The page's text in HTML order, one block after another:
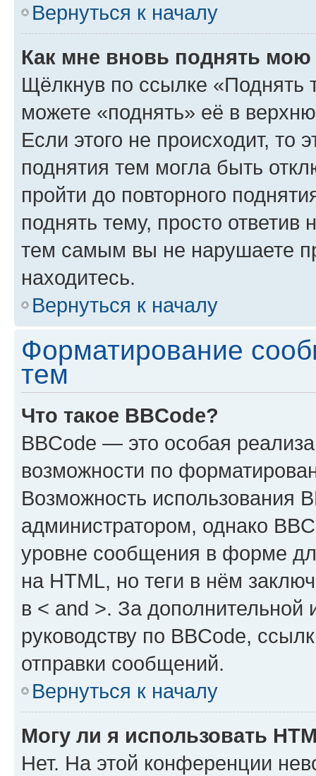
Вернуться к началу
Как мне вновь поднять мою
Щёлкнув по ссылке «Поднять
можете «поднять» её в
Если этого не происходит, то
поднятия тем могла быть
пройти до повторного
поднять тему, просто ответив
тем самым вы не нарушаете
находитесь.
Вернуться к началу
Форматирование
тем
Что такое BBCode?
BBCode — это особая
возможности по
Возможность использования
администратором, однако
уровне сообщения в форме
на HTML, но теги в нём
в < and >. За
руководству по BBCode,
отправки сообщений.
Вернуться к началу
Могу ли я использовать
Нет. На этой конференции